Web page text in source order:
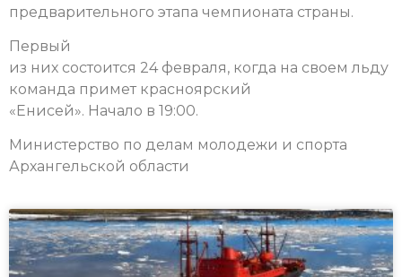
предварительного этапа чемпионата страны.
Первый
из них состоится 24 февраля, когда на своем льду
команда примет красноярский
«Енисей». Начало в 19:00.
Министерство по делам молодежи и спорта
Архангельской области